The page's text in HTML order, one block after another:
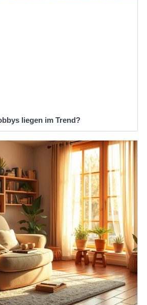
liegen im Trend?